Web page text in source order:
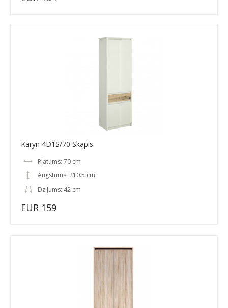
Karyn 4D1S/70 Skapis
Platums: 70 cm
Augstums: 210.5 cm
Dziļums: 42 cm
EUR 159